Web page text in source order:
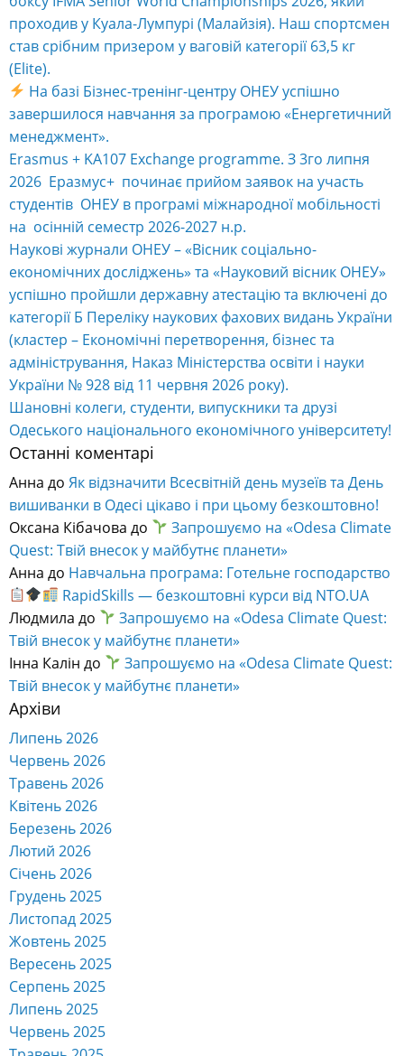
боксу IFMA Senior World Championships 2026, який
проходив у Куала-Лумпурі (Малайзія). Наш спортсмен
став срібним призером у ваговій категорії 63,5 кг
(Elite).
На базі Бізнес-тренінг-центру ОНЕУ успішно
завершилося навчання за програмою «Енергетичний
менеджмент».
Erasmus + KA107 Exchange programme. З 3го липня
2026 Еразмус+ починає прийом заявок на участь
студентів ОНЕУ в програмі міжнародної мобільності
на осінній семестр 2026-2027 н.р.
Наукові журнали ОНЕУ – «Вісник соціально-
економічних досліджень» та «Науковий вісник ОНЕУ»
успішно пройшли державну атестацію та включені до
категорії Б Переліку наукових фахових видань України
(кластер – Економічні перетворення, бізнес та
адміністрування, Наказ Міністерства освіти і науки
України № 928 від 11 червня 2026 року).
Шановні колеги, студенти, випускники та друзі
Одеського національного економічного університету!
Останні коментарі
Анна до Як відзначити Всесвітній день музеїв та День
вишиванки в Одесі цікаво і при цьому безкоштовно!
Оксана Кібачова до
Запрошуємо на «Odesa Climate
Quest: Твій внесок у майбутнє планети»
Анна до Навчальна програма: Готельне господарство
RapidSkills — безкоштовні курси від NTO.UA
Людмила до
Запрошуємо на «Odesa Climate Quest:
Твій внесок у майбутнє планети»
Інна Калін до
Запрошуємо на «Odesa Climate Quest:
Твій внесок у майбутнє планети»
Архіви
Липень 2026
Червень 2026
Травень 2026
Квітень 2026
Березень 2026
Лютий 2026
Січень 2026
Грудень 2025
Листопад 2025
Жовтень 2025
Вересень 2025
Серпень 2025
Липень 2025
Червень 2025